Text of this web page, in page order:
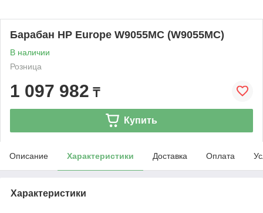
Барабан HP Europe W9055MC (W9055MC)
В наличии
Розница
1 097 982 ₸
Купить
Описание Характеристики Доставка Оплата
Характеристики